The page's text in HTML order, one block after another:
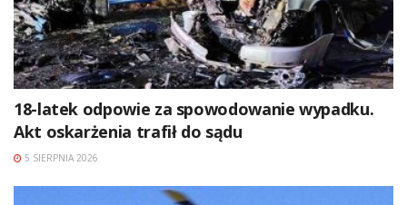
18-latek odpowie za spowodowanie wypadku.
Akt oskarżenia trafił do sądu
5 SIERPNIA 2026